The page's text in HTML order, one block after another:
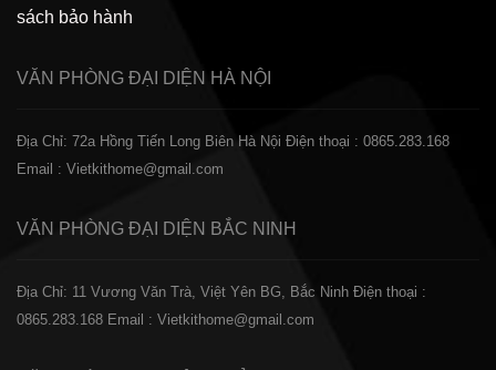
sách bảo hành
VĂN PHÒNG ĐẠI DIỆN HÀ NỘI
Địa Chỉ: 72a Hồng Tiến Long Biên Hà Nội Điện thoại : 0865.283.168
Email : Vietkithome@gmail.com
VĂN PHÒNG ĐẠI DIỆN BẮC NINH
Địa Chỉ: 11 Vương Văn Trà, Việt Yên BG, Bắc Ninh Điện thoại :
0865.283.168 Email : Vietkithome@gmail.com